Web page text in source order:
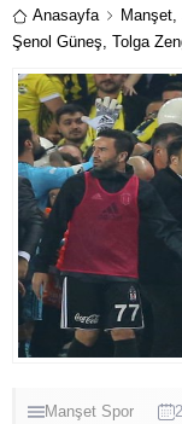
Anasayfa Manşet,
Şenol Güneş, Tolga
Manşet Spor